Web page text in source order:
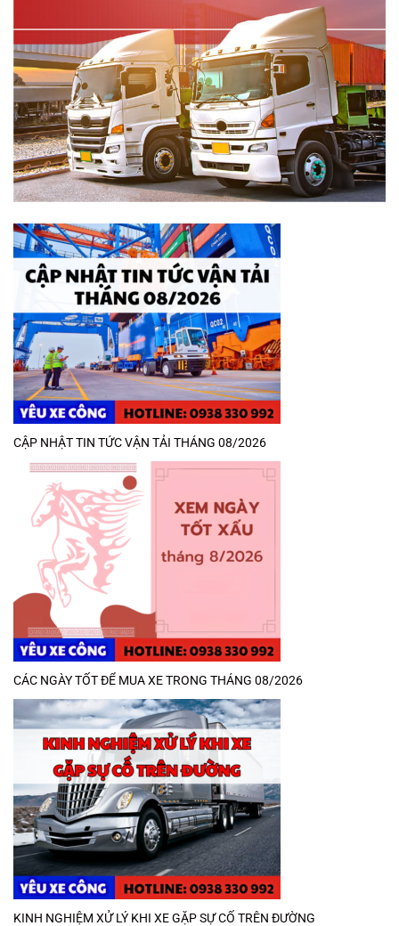
CẬP NHẬT TIN TỨC VẬN TẢI THÁNG 08/2026
CÁC NGÀY TỐT ĐỂ MUA XE TRONG THÁNG 08/2026
KINH NGHIỆM XỬ LÝ KHI XE GẶP SỰ CỐ TRÊN ĐƯỜNG